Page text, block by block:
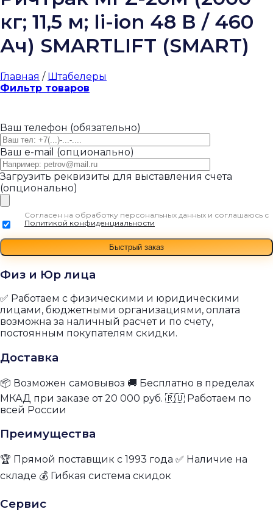
кг; 11,5 м; li-ion 48 В / 460
Ач) SMARTLIFT (SMART)
Главная / Штабелеры
Фильтр товаров
Ваш телефон (обязательно)
Ваш e-mail (опционально)
Загрузить реквизиты для выставления счета
(опционально)
Согласен на обработку персональных данных и соглашаюсь с
Политикой конфиденциальности
Физ и Юр лица
✅ Работаем с физическими и юридическими
лицами, бюджетными организациями, оплата
возможна за наличный расчет и по счету,
постоянным покупателям скидки.
Доставка
📦 Возможен самовывоз 🚚 Бесплатно в пределах
МКАД при заказе от 20 000 руб. 🇷🇺 Работаем по
всей России
Преимущества
🏆 Прямой поставщик с 1993 года ✅ Наличие на
складе 💰 Гибкая система скидок
Сервис